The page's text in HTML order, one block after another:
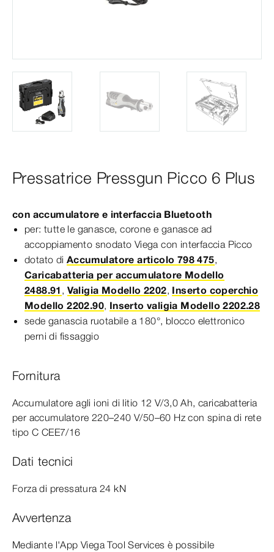
Pressatrice Pressgun Picco 6 Plus
con accumulatore e interfaccia Bluetooth
per: tutte le ganasce, corone e ganasce ad
accoppiamento snodato Viega con interfaccia Picco
dotato di Accumulatore articolo 798 475,
Caricabatteria per accumulatore Modello
2488.91 , Valigia Modello 2202, Inserto coperchio
Modello 2202.90, Inserto valigia Modello 2202.28
sede ganascia ruotabile a 180°, blocco elettronico
perni di fissaggio
Fornitura
Accumulatore agli ioni di litio 12 V/3,0 Ah, caricabatteria
per accumulatore 220–240 V/50–60 Hzcon spina di rete
tipo C CEE7/16
Dati tecnici
Forza di pressatura 24 kN
Avvertenza
Mediante l'App Viega Tool Services è possibile